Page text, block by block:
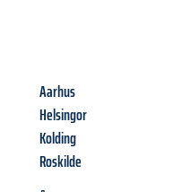
Aarhus
Helsingor
Kolding
Roskilde